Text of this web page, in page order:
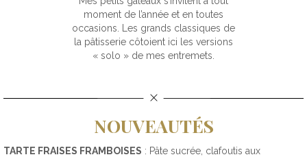
moment de l’année et en toutes
occasions. Les grands classiques de
la pâtisserie côtoient ici les versions
« solo » de mes entremets.
NOUVEAUTÉS
TARTE FRAISES FRAMBOISES : Pâte sucrée, clafoutis aux